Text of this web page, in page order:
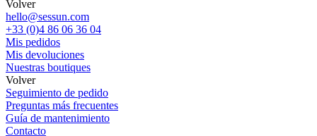
Volver
hello@sessun.com
+33 (0)4 86 06 36 04
Mis pedidos
Mis devoluciones
Nuestras boutiques
Volver
Seguimiento de pedido
Preguntas más frecuentes
Guía de mantenimiento
Contacto